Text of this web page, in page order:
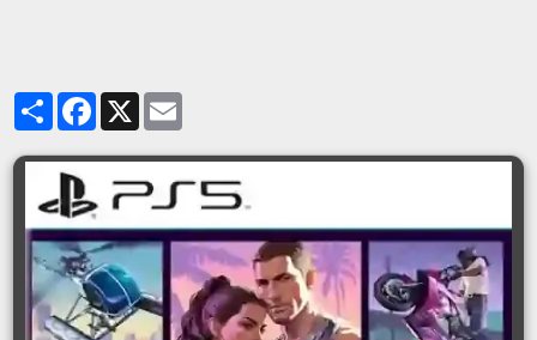
PartagerFacebook
X